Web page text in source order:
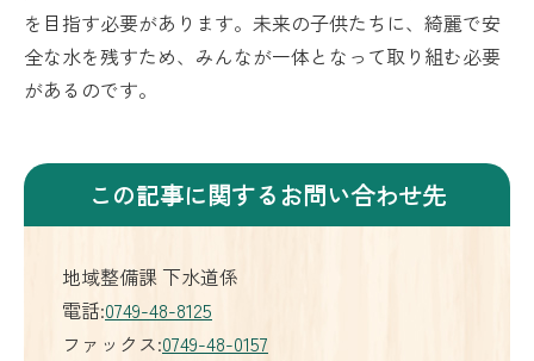
を目指す必要があります。未来の子供たちに、綺麗で安
全な水を残すため、みんなが一体となって取り組む必要
があるのです。
この記事に関するお問い合わせ先
地域整備課 下水道係
電話:0749-48-8125
ファックス:0749-48-0157